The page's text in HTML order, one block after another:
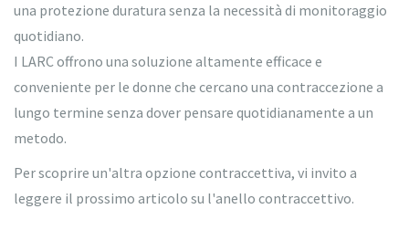
una protezione duratura senza la necessità di monitoraggio
quotidiano.
I LARC offrono una soluzione altamente efficace e
conveniente per le donne che cercano una contraccezione a
lungo termine senza dover pensare quotidianamente a un
metodo.
Per scoprire un'altra opzione contraccettiva, vi invito a
leggere il prossimo articolo su l'anello contraccettivo.